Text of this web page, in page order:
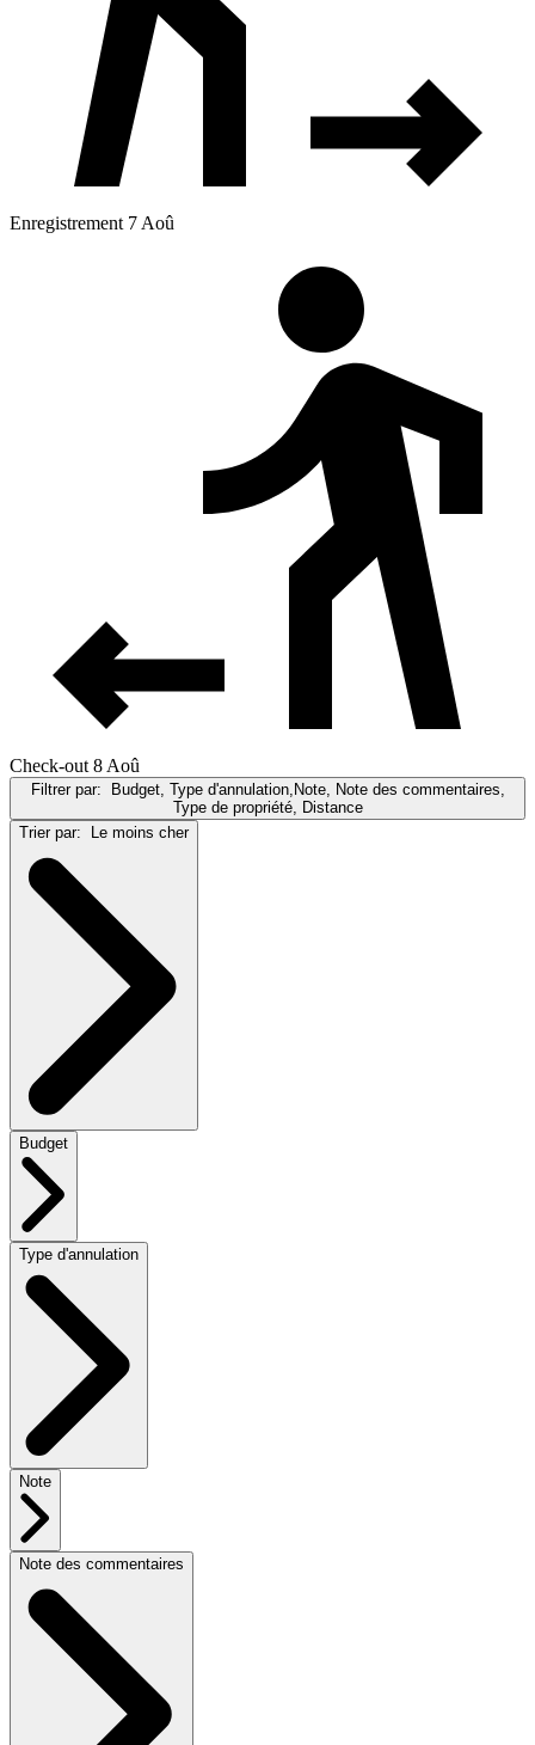
Enregistrement 7 Aoû
Check-out 8 Aoû
Filtrer par: Budget, Type d'annulation,Note, Note des commentaires,
Type de propriété, Distance
Trier par: Le moins cher
Budget
Type d'annulation
Note
Note des commentaires